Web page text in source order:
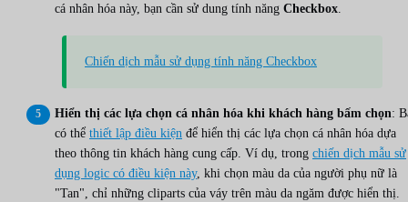
cá nhân hóa này, bạn cần sử dung tính năng Checkbox.
Chiến dịch mẫu sử dụng tính năng Checkbox
Hiển thị các lựa chọn cá nhân hóa khi khách hàng bấm chọn:
có thể thiết lập điều kiện để hiển thị các lựa chọn cá nhân hóa dựa
theo thông tin khách hàng cung cấp. Ví dụ, trong chiến dịch mẫu sử
dụng logic có điều kiện này, khi chọn màu da của người phụ nữ là
"Tan", chỉ những cliparts của váy trên màu da ngăm được hiển thị.